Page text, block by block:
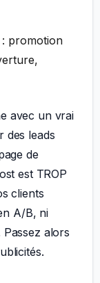
promotion
avec un vrai
des leads
de
est TROP
clients
A/B, ni
alors